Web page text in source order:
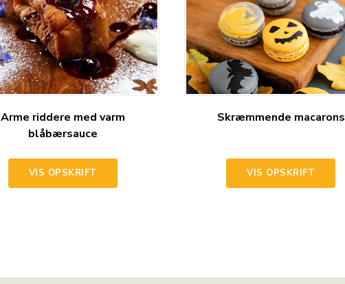
Arme riddere med varm
blåbærsauce
VIS OPSKRIFT
Skræmmende macarons
VIS OPSKRIFT